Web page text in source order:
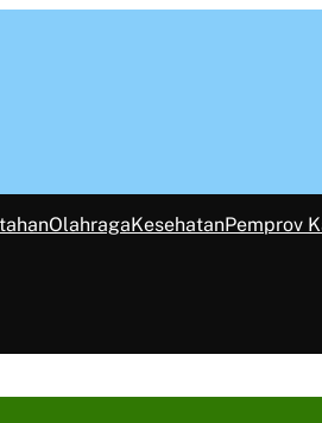
OlahragaKesehatanPemprov